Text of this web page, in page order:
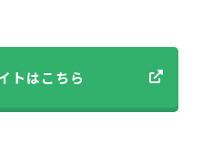
トはこちら